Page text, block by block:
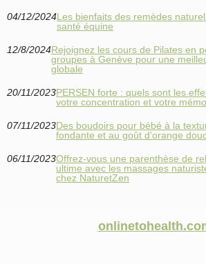
04/12/2024Les bienfaits des remèdes
santé équine
12/8/2024Rejoignez les cours de Pilates en
groupes à Genève pour une
globale
20/11/2023PERSEN forte : quels sont les
votre concentration et votre
07/11/2023Des boudoirs pour bébé à la
fondante et au goût d'orange
06/11/2023Offrez-vous une parenthèse de
ultime avec les massages
chez NaturetZen